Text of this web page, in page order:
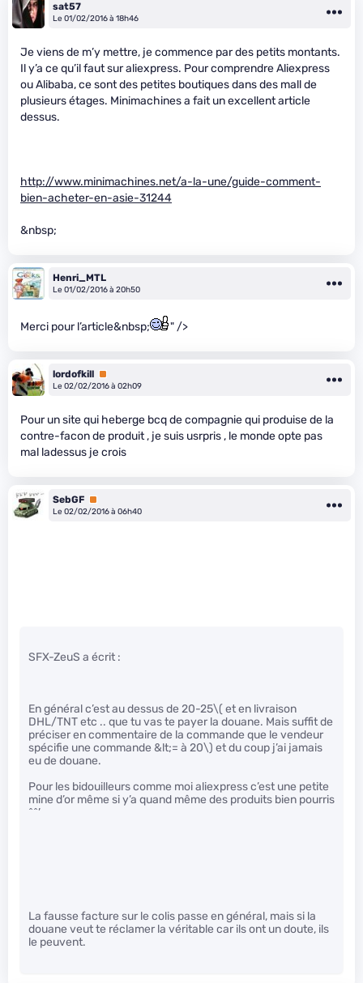
sat57
Le 01/02/2016 à 18h46
Je viens de m’y mettre, je commence par des petits montants.
Il y’a ce qu’il faut sur aliexpress. Pour comprendre Aliexpress
ou Alibaba, ce sont des petites boutiques dans des mall de
plusieurs étages. Minimachines a fait un excellent article
dessus.
http://www.minimachines.net/a-la-une/guide-comment-
bien-acheter-en-asie-31244
&nbsp;
Henri_MTL
Le 01/02/2016 à 20h50
Merci pour l’article&nbsp; " />
lordofkill Premium
Le 02/02/2016 à 02h09
Pour un site qui heberge bcq de compagnie qui produise de la
contre-facon de produit , je suis usrpris , le monde opte pas
mal ladessus je crois
SebGF Premium
Le 02/02/2016 à 06h40
SFX-ZeuS a écrit :
En général c’est au dessus de 20-25\( et en livraison
DHL/TNT etc .. que tu vas te payer la douane. Mais suffit de
préciser en commentaire de la commande que le vendeur
spécifie une commande &lt;= à 20\) et du coup j’ai jamais
eu de douane.
Pour les bidouilleurs comme moi aliexpress c’est une petite
mine d’or même si y’a quand même des produits bien pourris
^^’
La fausse facture sur le colis passe en général, mais si la
douane veut te réclamer la véritable car ils ont un doute, ils
le peuvent.